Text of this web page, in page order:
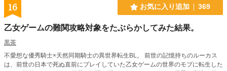
16 お気に入り追加 369
乙女ゲームの難関攻略対象をたぶらかしてみた結果。
黒茶
不愛想な優秀騎士×天然同期騎士の異世界転生BL。 前世の記憶持ちのルーカス
は、前世の日本で死ぬ直前にプレイしていた乙女ゲームの世界のモブに転生した